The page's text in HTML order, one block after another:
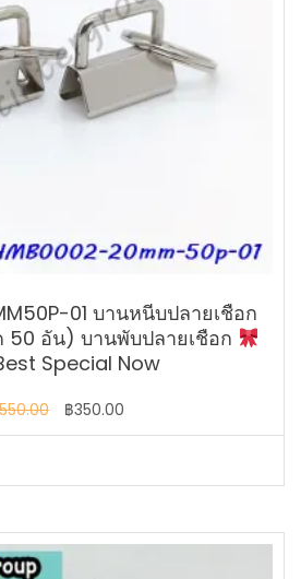
01 บานหนีบปลายเชือก
50 อัน) บานพับปลายเชือก
Special Now
Original
price
฿550.00.
฿350.00Current
price
฿350.00.